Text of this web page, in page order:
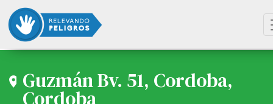
Guzmán Bv. 51, Cordoba,
Cordoba